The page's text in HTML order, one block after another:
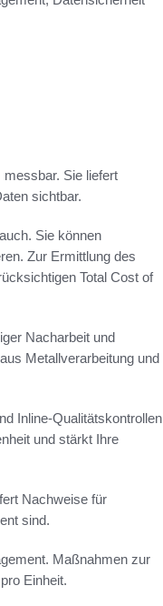
Sie liefert
sichtbar.
Sie können
Zur Ermittlung des
Total Cost of
Nacharbeit und
Metallverarbeitung und
Inline-Qualitätskontrollen
und stärkt Ihre
Nachweise für
sind.
Maßnahmen zur
Einheit.